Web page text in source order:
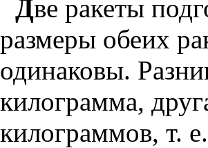
Две ракеты
размеры обеих
одинаковы.
килограмма,
килограммов, т.